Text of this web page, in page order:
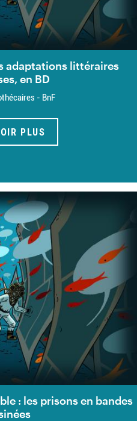
adaptations littéraires
en BD
- BnF
PLUS
: les prisons en bandes